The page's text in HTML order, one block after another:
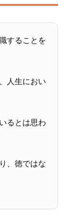
することを
人生におい
るとは思わ
、徳ではな